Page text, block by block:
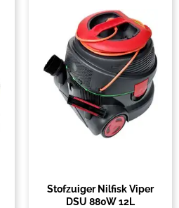
Stofzuiger Nilfisk Viper
DSU 880W 12L